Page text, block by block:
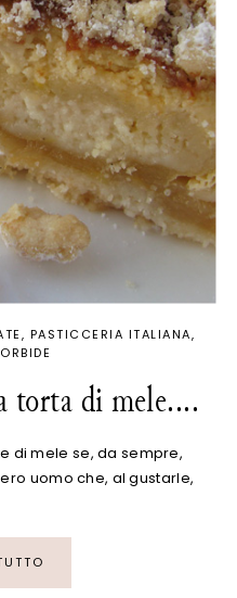
PASTICCERIA ITALIANA
torta di mele....
di mele se, da sempre,
uomo che, al gustarle,